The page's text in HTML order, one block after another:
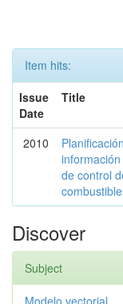
Item hits:
Issue
Date
Title
2010
de control
Discover
Subject
Modelo vectorial